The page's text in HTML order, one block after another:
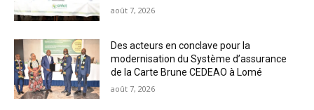
août 7, 2026
Des acteurs en conclave pour la
modernisation du Système d’assurance
de la Carte Brune CEDEAO à Lomé
août 7, 2026